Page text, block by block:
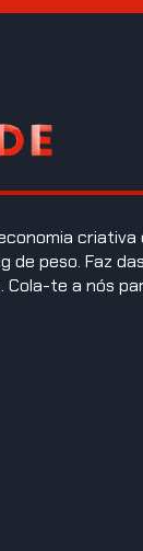
de peso. Faz
Cola-te a nós